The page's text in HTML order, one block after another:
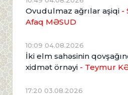
Ovudulmaz ağrılar aşiqi -
Afaq MƏSUD
10:09 04.08.2026
İki elm sahəsinin
xidmət örnəyi - Teymur
17:20 03.08.2026